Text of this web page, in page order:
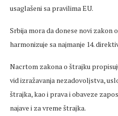
usaglašeni sa pravilima EU.
Srbija mora da donese novi zakon
harmonizuje sa najmanje 14.
Nacrtom zakona o štrajku
vid izražavanja nezadovoljstva,
štrajka, kao i prava i obaveze
najave i za vreme štrajka.